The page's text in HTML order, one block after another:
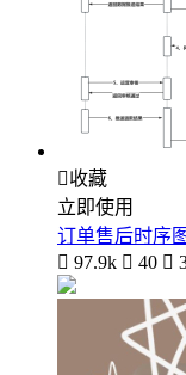
收藏
立即使用
订单售后时序
 97.9k  40 